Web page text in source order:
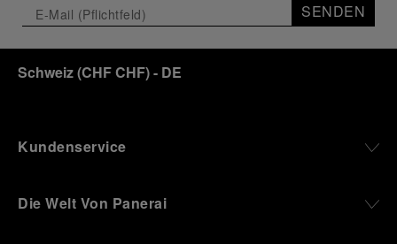
SENDEN
Schweiz(CHF CHF)- DE
Kundenservice
Die Welt Von Panerai